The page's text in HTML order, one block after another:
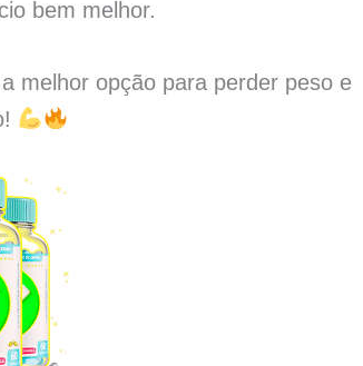
bem melhor.
melhor opção para perder peso e